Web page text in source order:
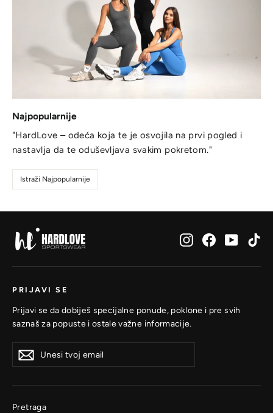
Najpopularnije
"HardLove – odeća koja te je osvojila na prvi pogled i
nastavlja da te oduševljava svakim pokretom."
Istraži Najpopularnije
InstagramFacebook
PRIJAVI SE
Prijavi se da dobiješ specijalne ponude, poklone i pre svih
saznaš za popuste i ostale važne informacije.
tvoj
se
Prijavi
se
Pretraga